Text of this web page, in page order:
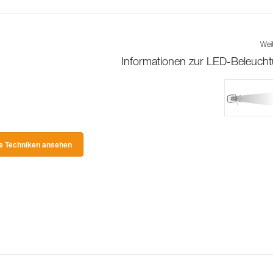
Informationen zur LED-
Techniken ansehen